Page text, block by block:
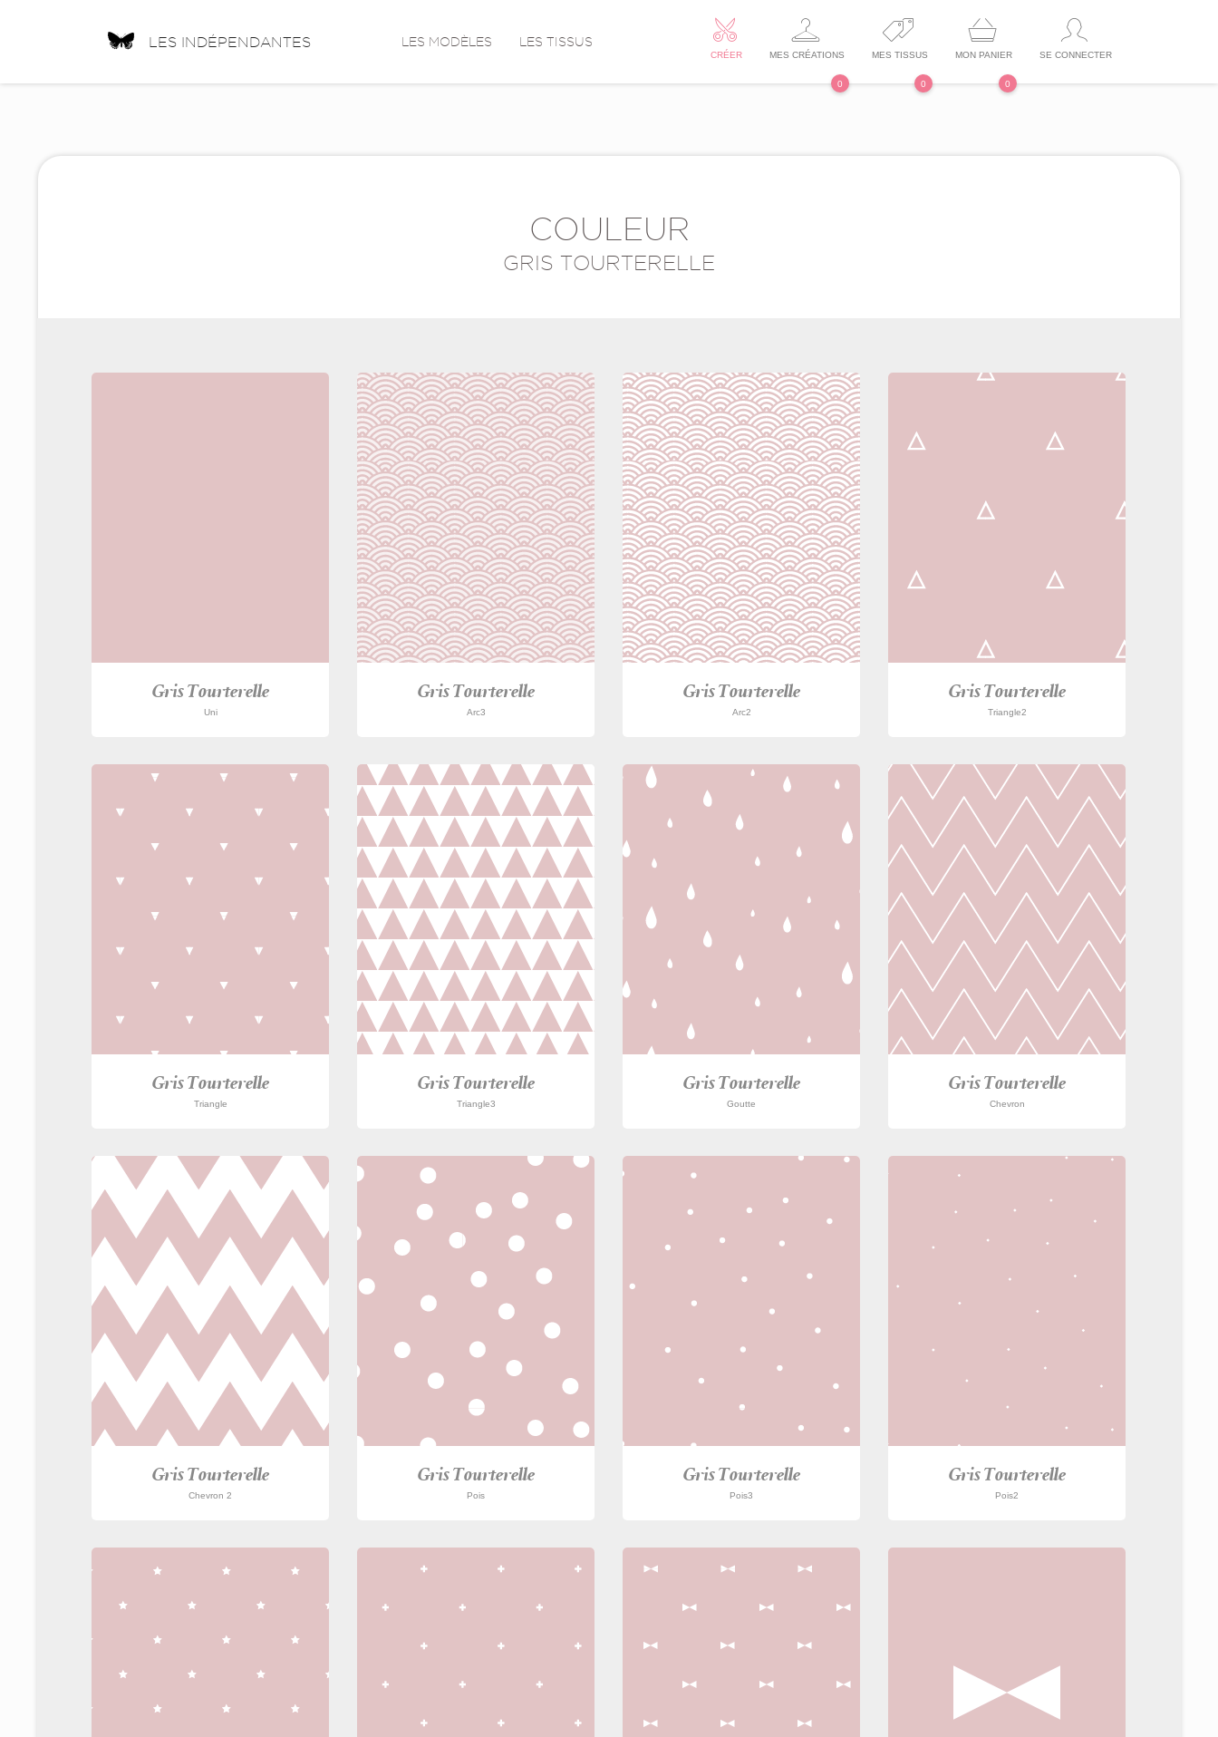
LES INDÉPENDANTES LES MODÈLES LES TISSUS
CRÉER MES CRÉATIONS
0
MES TISSUS
0
MON PANIER
0
SE CONNECTER
COULEUR
GRIS TOURTERELLE
Gris Tourterelle
Uni
Gris Tourterelle
Arc3
Gris Tourterelle
Arc2
Gris Tourterelle
Triangle2
Gris Tourterelle
Triangle
Gris Tourterelle
Triangle3
Gris Tourterelle
Goutte
Gris Tourterelle
Chevron
Gris Tourterelle
Chevron 2
Gris Tourterelle
Pois
Gris Tourterelle
Pois3
Gris Tourterelle
Pois2